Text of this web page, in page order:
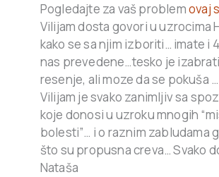
Pogledajte za vaš problemovaj
Vilijam dosta govori u uzrocima
kako se sa njim izboriti… imate i
nas prevedene…tesko je
resenje, ali moze da se pokuša
Vilijam je svako zanimljiv sa
koje donosi u uzroku mnogih
bolesti”… i o raznim zabludama
što su propusna creva… Svako
Nataša